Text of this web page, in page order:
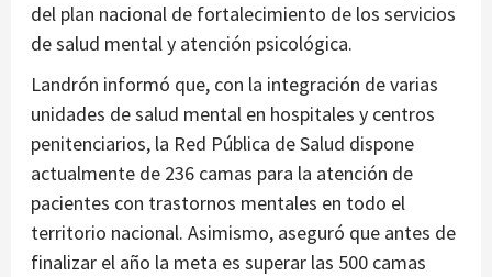
del plan nacional de fortalecimiento de los servicios
de salud mental y atención psicológica.
Landrón informó que, con la integración de varias
unidades de salud mental en hospitales y centros
penitenciarios, la Red Pública de Salud dispone
actualmente de 236 camas para la atención de
pacientes con trastornos mentales en todo el
territorio nacional. Asimismo, aseguró que antes de
finalizar el año la meta es superar las 500 camas